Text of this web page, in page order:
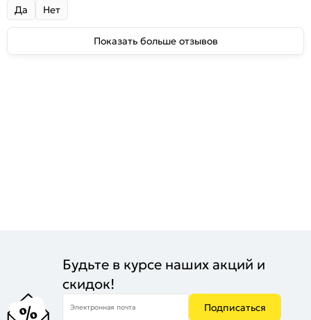
Да
Нет
Показать больше отзывов
Будьте в курсе наших акций и
скидок!
Электронная почта Подписаться